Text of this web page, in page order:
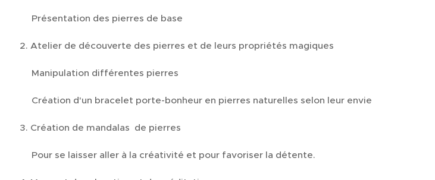
✨️Présentation des pierres de base
2. Atelier de découverte des pierres et de leurs propriétés magiques
✨️Manipulation différentes pierres
✨️Création d'un bracelet porte-bonheur en pierres naturelles selon leur envie
3. Création de mandalas de pierres
✨️Pour se laisser aller à la créativité et pour favoriser la détente.